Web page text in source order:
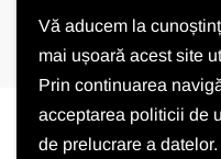
Vă aducem la
mai ușoară acest site
Prin continuarea
acceptarea politicii de
de prelucrare a datelor.
Vremea în Pișchia